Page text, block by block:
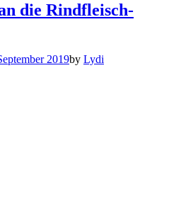
die Rindfleisch-
2019by Lydi